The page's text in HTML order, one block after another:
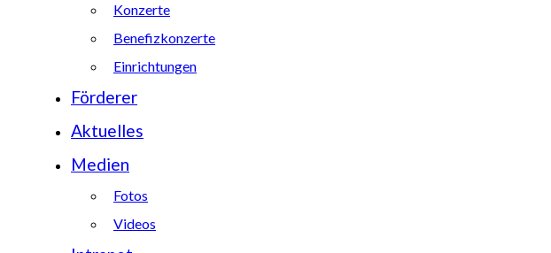
Konzerte
Benefizkonzerte
Einrichtungen
Förderer
Aktuelles
Medien
Fotos
Videos